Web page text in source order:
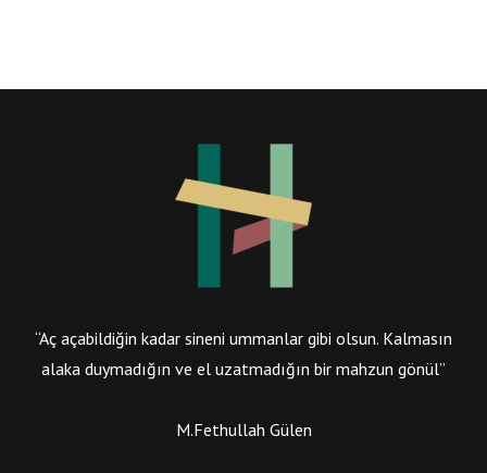
“Aç açabildiğin kadar sineni ummanlar gibi olsun. Kalmasın
alaka duymadığın ve el uzatmadığın bir mahzun gönül”
M.Fethullah Gülen